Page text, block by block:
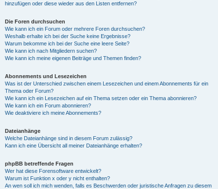
hinzufügen oder diese wieder aus den Listen entfernen?
Die Foren durchsuchen
Wie kann ich ein Forum oder mehrere Foren durchsuchen?
Weshalb erhalte ich bei der Suche keine Ergebnisse?
Warum bekomme ich bei der Suche eine leere Seite?
Wie kann ich nach Mitgliedern suchen?
Wie kann ich meine eigenen Beiträge und Themen finden?
Abonnements und Lesezeichen
Was ist der Unterschied zwischen einem Lesezeichen und einem Abonnements für ein
Thema oder Forum?
Wie kann ich ein Lesezeichen auf ein Thema setzen oder ein Thema abonnieren?
Wie kann ich ein Forum abonnieren?
Wie deaktiviere ich meine Abonnements?
Dateianhänge
Welche Dateianhänge sind in diesem Forum zulässig?
Kann ich eine Übersicht all meiner Dateianhänge erhalten?
phpBB betreffende Fragen
Wer hat diese Forensoftware entwickelt?
Warum ist Funktion x oder y nicht enthalten?
An wen soll ich mich wenden, falls es Beschwerden oder juristische Anfragen zu diesem